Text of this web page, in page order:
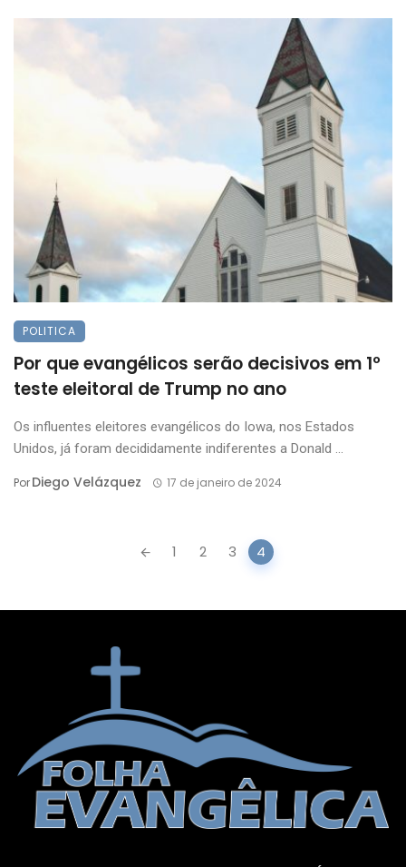
POLITICA
Por que evangélicos serão decisivos em 1º
teste eleitoral de Trump no ano
Os influentes eleitores evangélicos do Iowa, nos Estados
Unidos, já foram decididamente indiferentes a Donald ...
PorDiego Velázquez 17 de janeiro de 2024
1 2 3 4